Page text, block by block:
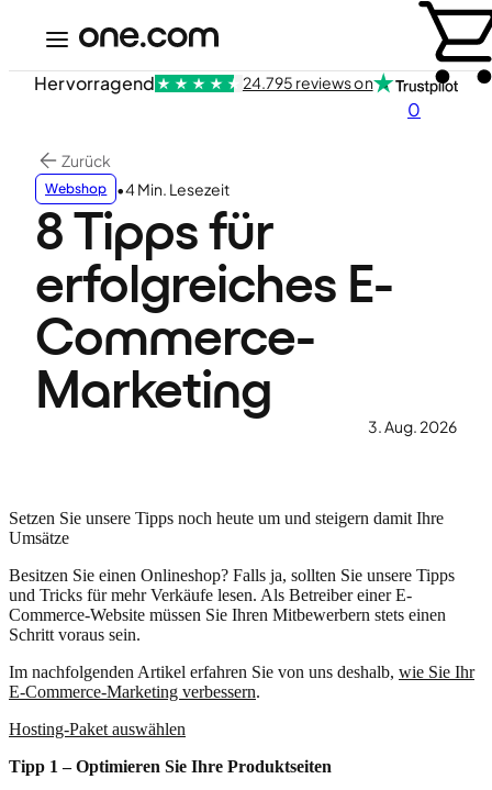
0
Hervorragend 24.795 reviews on
Zurück
Webshop •4 Min. Lesezeit
8 Tipps für
erfolgreiches E-
Commerce-
Marketing
3. Aug. 2026
Setzen Sie unsere Tipps noch heute um und steigern damit Ihre
Umsätze
Besitzen Sie einen Onlineshop? Falls ja, sollten Sie unsere Tipps
und Tricks für mehr Verkäufe lesen. Als Betreiber einer E-
Commerce-Website müssen Sie Ihren Mitbewerbern stets einen
Schritt voraus sein.
Im nachfolgenden Artikel erfahren Sie von uns deshalb, wie Sie Ihr
E-Commerce-Marketing verbessern.
Hosting-Paket auswählen
Tipp 1 – Optimieren Sie Ihre Produktseiten